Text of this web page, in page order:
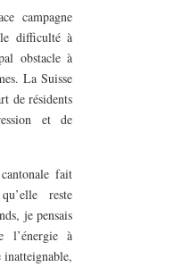
campagne
difficulté à
obstacle à
La Suisse
de résidents
et de
fait
reste
je pensais
l’énergie à